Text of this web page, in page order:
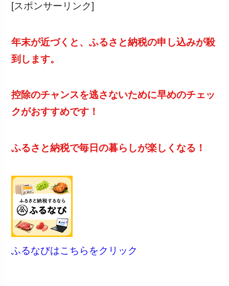
[スポンサーリンク]
年末が近づくと、ふるさと納税の申し込みが殺
到します。
控除のチャンスを逃さないために早めのチェッ
クがおすすめです！
ふるさと納税で毎日の暮らしが楽しくなる！
ふるなびはこちらをクリック